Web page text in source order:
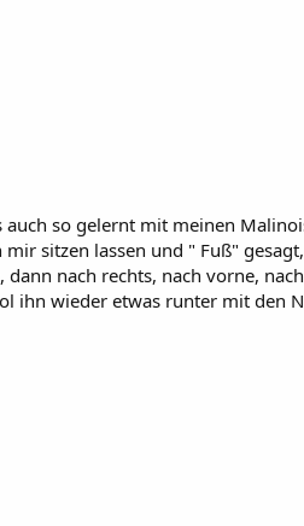
auch so gelernt mit meinen
sitzen lassen und " Fuß"
dann nach rechts, nach vorne,
ihn wieder etwas runter mit den